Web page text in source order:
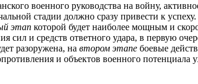
военного руководства на войну,
стадии должно сразу привести к успеху.
этап которой будет наиболее мощным и
сил и средств ответного удара, в первую
разоружена, на втором этапе боевые
и объектов военного потенциала